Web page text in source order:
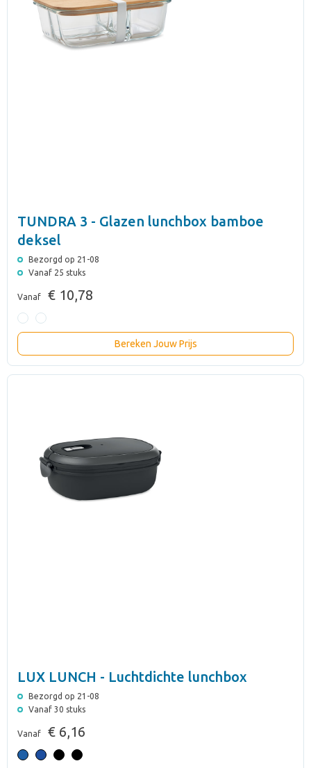
TUNDRA 3 - Glazen lunchbox bamboe
deksel
Bezorgd op 21-08
Vanaf 25 stuks
Vanaf € 10,78
Bereken Jouw Prijs
LUX LUNCH - Luchtdichte lunchbox
Bezorgd op 21-08
Vanaf 30 stuks
Vanaf € 6,16